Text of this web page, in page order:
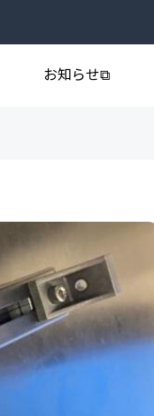
お知らせ⧉